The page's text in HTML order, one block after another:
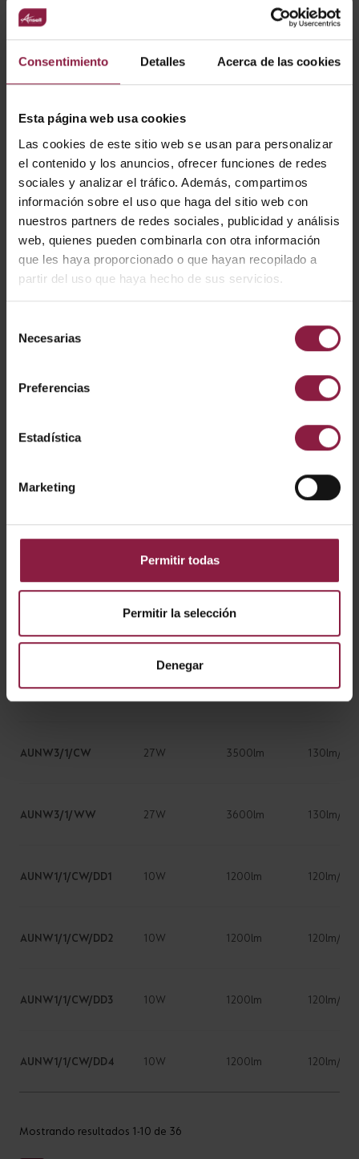
Consentimiento Detalles Acerca de las cookies
Esta página web usa cookies
Las cookies de este sitio web se usan para personalizar
el contenido y los anuncios, ofrecer funciones de redes
sociales y analizar el tráfico. Además, compartimos
información sobre el uso que haga del sitio web con
nuestros partners de redes sociales, publicidad y análisis
web, quienes pueden combinarla con otra información
que les haya proporcionado o que hayan recopilado a
partir del uso que haya hecho de sus servicios.
Necesarias
Preferencias
Estadística
Marketing
Permitir todas
Permitir la selección
Denegar
VARIANTES
Filtro Unity Wallwash
OPCIONES
CÓDIGO LM/W
10W
AUNW2/1/WW 24W 3100lm 130lm/W
AUNW3/1/CW 27W 3500lm 130lm/W
AUNW3/1/WW 27W 3600lm 130lm/W
AUNW1/1/CW/DD1 10W 1200lm 120lm/W
AUNW1/1/CW/DD2 10W 1200lm 120lm/W
AUNW1/1/CW/DD3 10W 1200lm 120lm/W
AUNW1/1/CW/DD4 10W 1200lm 120lm/W
Mostrando resultados 1-10 de 36